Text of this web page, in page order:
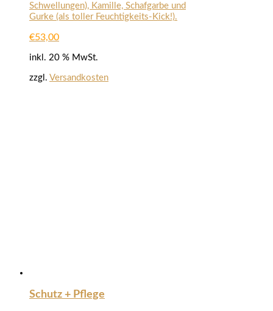
Schwellungen), Kamille, Schafgarbe und
Gurke (als toller Feuchtigkeits-Kick!).
€53,00
inkl. 20 % MwSt.
zzgl. Versandkosten
Schutz + Pflege